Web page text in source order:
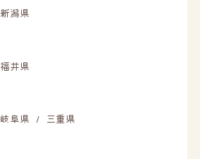
新潟県
福井県
岐阜県 / 三重県